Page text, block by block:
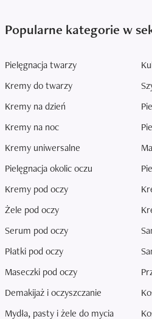
Popularne kategorie w
Pielęgnacja twarzy
Kremy do twarzy
Kremy na dzień
Kremy na noc
Kremy uniwersalne
Pielęgnacja okolic oczu
Kremy pod oczy
Żele pod oczy
Serum pod oczy
Płatki pod oczy
Maseczki pod oczy
Demakijaż i oczyszczanie
Mydła, pasty i żele do mycia